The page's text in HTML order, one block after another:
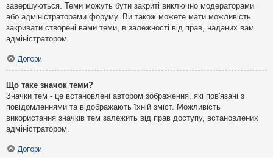
завершуються. Теми можуть бути закриті виключно модераторами
або адміністраторами форуму. Ви також можете мати можливість
закривати створені вами теми, в залежності від прав, наданих вам
адміністратором.
Догори
Що таке значок теми?
Значки тем - це встановлені автором зображення, які пов'язані з
повідомленнями та відображають їхній зміст. Можливість
використання значків тем залежить від прав доступу, встановлених
адміністратором.
Догори